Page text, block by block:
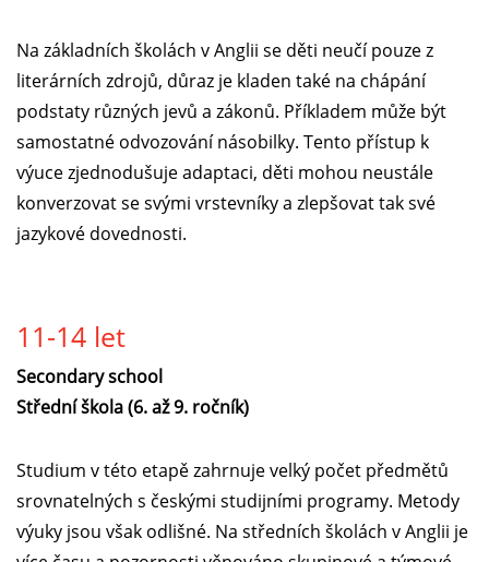
Na základních školách v Anglii se děti neučí pouze z
literárních zdrojů, důraz je kladen také na chápání
podstaty různých jevů a zákonů. Příkladem může být
samostatné odvozování násobilky. Tento přístup k
výuce zjednodušuje adaptaci, děti mohou neustále
konverzovat se svými vrstevníky a zlepšovat tak své
jazykové dovednosti.
11-14 let
Secondary school
Střední škola (6. až 9. ročník)
Studium v této etapě zahrnuje velký počet předmětů
srovnatelných s českými studijními programy. Metody
výuky jsou však odlišné. Na středních školách v Anglii je